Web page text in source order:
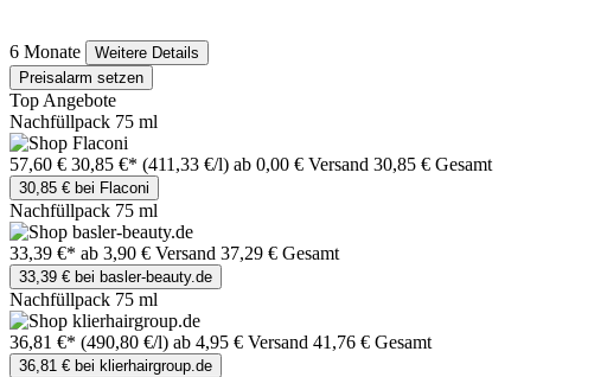
6 Monate
Weitere Details
Preisalarm setzen
Top Angebote
Nachfüllpack 75 ml
57,60 € 30,85 €* (411,33 €/l) ab 0,00 € Versand 30,85 € Gesamt
30,85 € bei Flaconi
Nachfüllpack 75 ml
33,39 €* ab 3,90 € Versand 37,29 € Gesamt
33,39 € bei basler-beauty.de
Nachfüllpack 75 ml
36,81 €* (490,80 €/l) ab 4,95 € Versand 41,76 € Gesamt
36,81 € bei klierhairgroup.de